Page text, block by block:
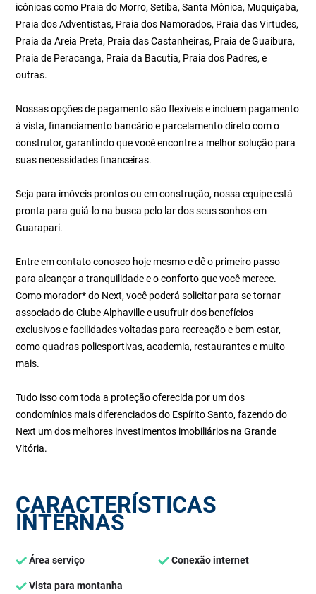
icônicas como Praia do Morro, Setiba, Santa Mônica, Muquiçaba,
Praia dos Adventistas, Praia dos Namorados, Praia das Virtudes,
Praia da Areia Preta, Praia das Castanheiras, Praia de Guaibura,
Praia de Peracanga, Praia da Bacutia, Praia dos Padres, e
outras.
Nossas opções de pagamento são flexíveis e incluem pagamento
à vista, financiamento bancário e parcelamento direto com o
construtor, garantindo que você encontre a melhor solução para
suas necessidades financeiras.
Seja para imóveis prontos ou em construção, nossa equipe está
pronta para guiá-lo na busca pelo lar dos seus sonhos em
Guarapari.
Entre em contato conosco hoje mesmo e dê o primeiro passo
para alcançar a tranquilidade e o conforto que você merece.
Como morador* do Next, você poderá solicitar para se tornar
associado do Clube Alphaville e usufruir dos benefícios
exclusivos e facilidades voltadas para recreação e bem-estar,
como quadras poliesportivas, academia, restaurantes e muito
mais.
Tudo isso com toda a proteção oferecida por um dos
condomínios mais diferenciados do Espírito Santo, fazendo do
Next um dos melhores investimentos imobiliários na Grande
Vitória.
CARACTERÍSTICAS
INTERNAS
Área serviço Conexão internet
Vista para montanha